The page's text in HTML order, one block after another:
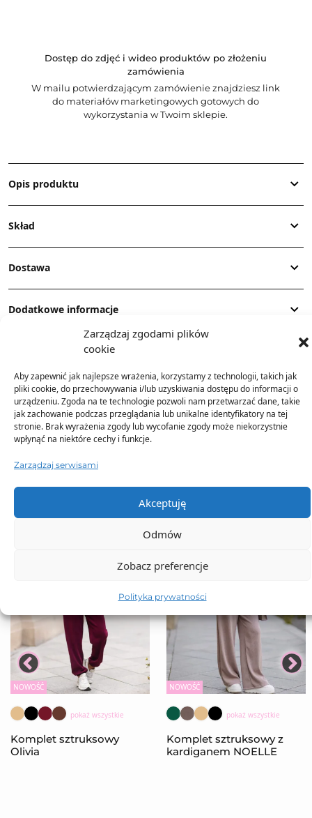
Zarządzaj zgodami plików
cookie
Aby zapewnić jak najlepsze wrażenia, korzystamy z technologii, takich jak
pliki cookie, do przechowywania i/lub uzyskiwania dostępu do informacji o
urządzeniu. Zgoda na te technologie pozwoli nam przetwarzać dane, takie
jak zachowanie podczas przeglądania lub unikalne identyfikatory na tej
stronie. Brak wyrażenia zgody lub wycofanie zgody może niekorzystnie
wpłynąć na niektóre cechy i funkcje.
Zarządzaj serwisami
Akceptuję
Odmów
Zobacz preferencje
Polityka prywatności
Dostęp do zdjęć i wideo produktów po złożeniu
zamówienia
W mailu potwierdzającym zamówienie znajdziesz link
do materiałów marketingowych gotowych do
wykorzystania w Twoim sklepie.
Opis produktu
Skład
Dostawa
Dodatkowe informacje
TO SIĘ TERAZ SPRZEDAJE
NOWOŚĆ
pokaż wszystkie
Komplet sztruksowy
Olivia
NOWOŚĆ
pokaż wszystkie
Komplet sztruksowy z
kardiganem NOELLE